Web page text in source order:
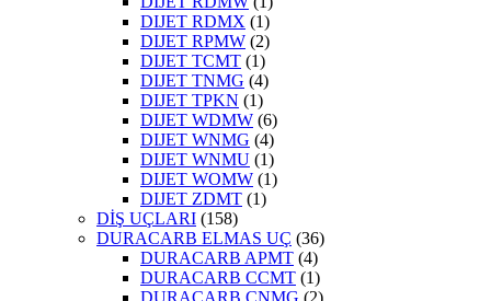
DIJET RDMX (1)
DIJET RPMW (2)
DIJET TCMT (1)
DIJET TNMG (4)
DIJET TPKN (1)
DIJET WDMW (6)
DIJET WNMG (4)
DIJET WNMU (1)
DIJET WOMW (1)
DIJET ZDMT (1)
DİŞ UÇLARI (158)
DURACARB ELMAS UÇ (36)
DURACARB APMT (4)
DURACARB CCMT (1)